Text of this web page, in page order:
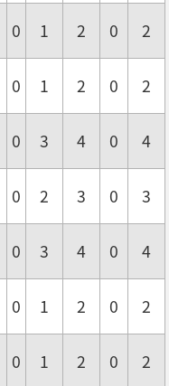
0 1 2 0
2
0 1 2 0
2
0 3 4 0
4
0 2 3 0
3
0 3 4 0
4
0 1 2 0
2
0 1 2 0
2